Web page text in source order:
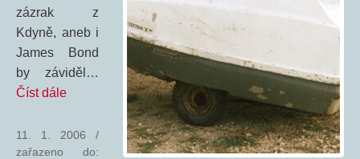
zázrak z
Kdyně, aneb i
James Bond
by záviděl…
Číst dále
11. 1. 2006 /
zařazeno do: